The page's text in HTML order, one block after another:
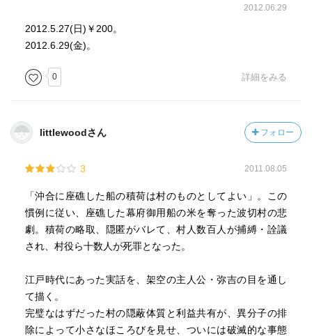
2012.06.29
2012.5.27(日)￥200。
2012.6.29(金)。
0 詳細をみる
littlewoodさん フォロー
3 2011.08.05
「沖合に座礁した船の積荷は村のものとしてよい」。この
慣例に従い、座礁した幕府御用船の米を奪った波切村の悲
劇。積荷の略取、隠匿がバレて、村人数百人が捕縛・詮議
され、村役ら十数人が死罪となった。
江戸時代にあった実話を、架空の主人公・弥吉の目を通し
て描く。
完璧なはずだった村の隠蔽体質と利益共有が、異分子の排
除によって小さなほころびを見せ、ついには破滅的な事態